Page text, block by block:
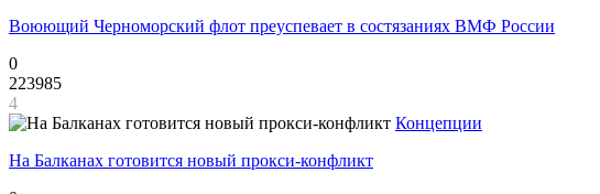
Воюющий Черноморский флот преуспевает в состязаниях ВМФ России
0
223985
4
Концепции
На Балканах готовится новый прокси-конфликт